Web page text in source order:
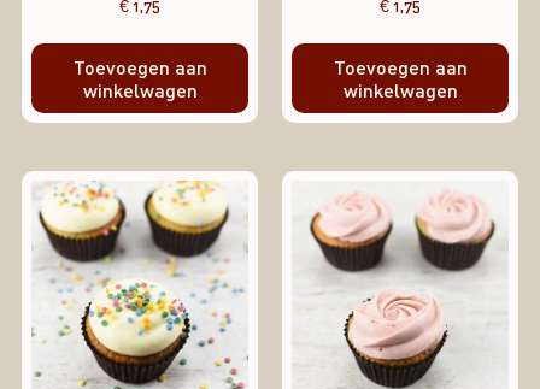
€1,75
Toevoegen aan
winkelwagen
€1,75
Toevoegen aan
winkelwagen